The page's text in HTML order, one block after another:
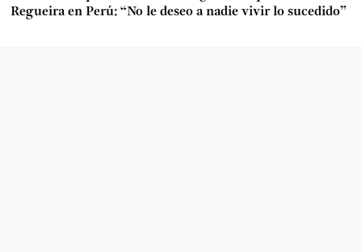
Regueira en Perú: “No le deseo a nadie vivir lo sucedido”